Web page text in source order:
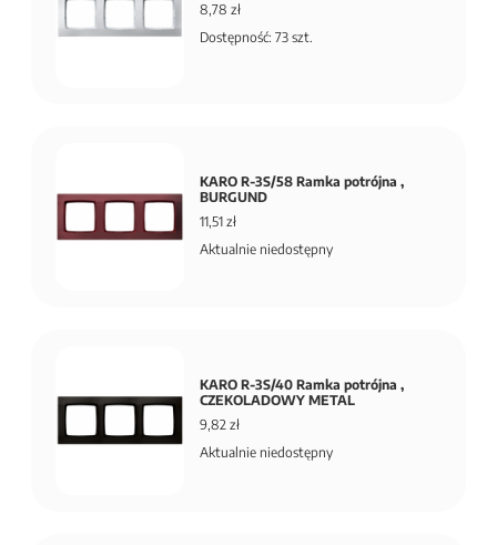
8,78 zł
Dostępność: 73 szt.
KARO R-3S/58 Ramka potrójna ,
BURGUND
11,51 zł
Aktualnie niedostępny
KARO R-3S/40 Ramka potrójna ,
CZEKOLADOWY METAL
9,82 zł
Aktualnie niedostępny